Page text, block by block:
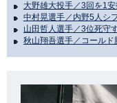
大野雄大投手／3回を1
中村晃選手／内野5人シ
山田哲人選手／3位死守
秋山翔吾選手／コール